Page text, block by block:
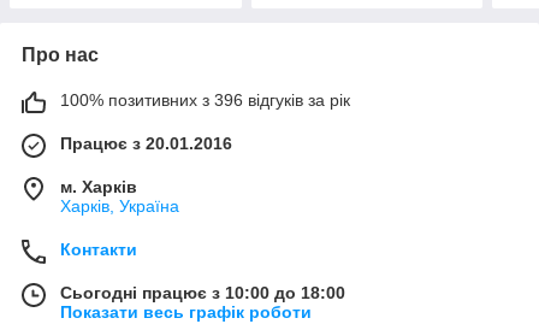
Про нас
100% позитивних з 396 відгуків за рік
Працює з 20.01.2016
м. Харків
Харків, Україна
Контакти
Сьогодні працює з 10:00 до 18:00
Показати весь графік роботи